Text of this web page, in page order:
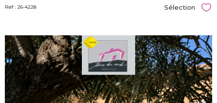
Réf : 26-4228 Sélection